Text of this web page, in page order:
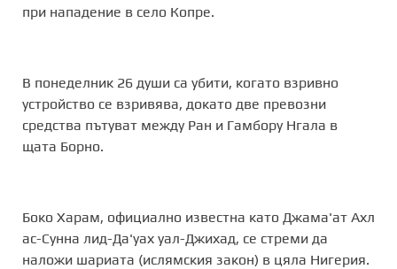
при нападение в село Копре.
В понеделник 26 души са убити, когато взривно
устройство се взривява, докато две превозни
средства пътуват между Ран и Гамбору Нгала в
щата Борно.
Боко Харам, официално известна като Джама'ат Ахл
ас-Сунна лид-Да'уах уал-Джихад, се стреми да
наложи шариата (ислямския закон) в цяла Нигерия.